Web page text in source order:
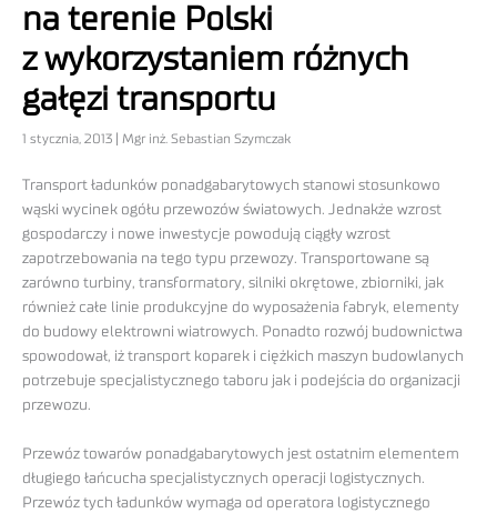
na terenie Polski
z wykorzystaniem różnych
gałęzi transportu
1 stycznia, 2013 | Mgr inż. Sebastian Szymczak
Transport ładunków ponadgabarytowych stanowi stosunkowo
wąski wycinek ogółu przewozów światowych. Jednakże wzrost
gospodarczy i nowe inwestycje powodują ciągły wzrost
zapotrzebowania na tego typu przewozy. Transportowane są
zarówno turbiny, transformatory, silniki okrętowe, zbiorniki, jak
również całe linie produkcyjne do wyposażenia fabryk, elementy
do budowy elektrowni wiatrowych. Ponadto rozwój budownictwa
spowodował, iż transport koparek i ciężkich maszyn budowlanych
potrzebuje specjalistycznego taboru jak i podejścia do organizacji
przewozu.
Przewóz towarów ponadgabarytowych jest ostatnim elementem
długiego łańcucha specjalistycznych operacji logistycznych.
Przewóz tych ładunków wymaga od operatora logistycznego